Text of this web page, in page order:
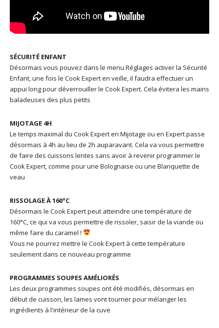
SÉCURITÉ ENFANT
Désormais vous pouvez dans le menu Réglages activer la Sécurité
Enfant, une fois le Cook Expert en veille, il faudra effectuer un
appui long pour déverrouiller le Cook Expert. Cela évitera les mains
baladeuses des plus petits
MIJOTAGE 4H
Le temps maximal du Cook Expert en Mijotage ou en Expert passe
désormais à 4h au lieu de 2h auparavant. Cela va vous permettre
de faire des cuissons lentes sans avoir à revenir programmer le
Cook Expert, comme pour une Bolognaise ou une Blanquette de
veau
RISSOLAGE À 160°C
Désormais le Cook Expert peut atteindre une température de
160°C, ce qui va vous permettre de rissoler, saisir de la viande ou
même faire du caramel !
Vous ne pourrez mettre le Cook Expert à cette température
seulement dans ce nouveau programme
PROGRAMMES SOUPES AMÉLIORÉS
Les deux programmes soupes ont été modifiés, désormais en
début de cuisson, les lames vont tourner pour mélanger les
ingrédients à l'intérieur de la cuve